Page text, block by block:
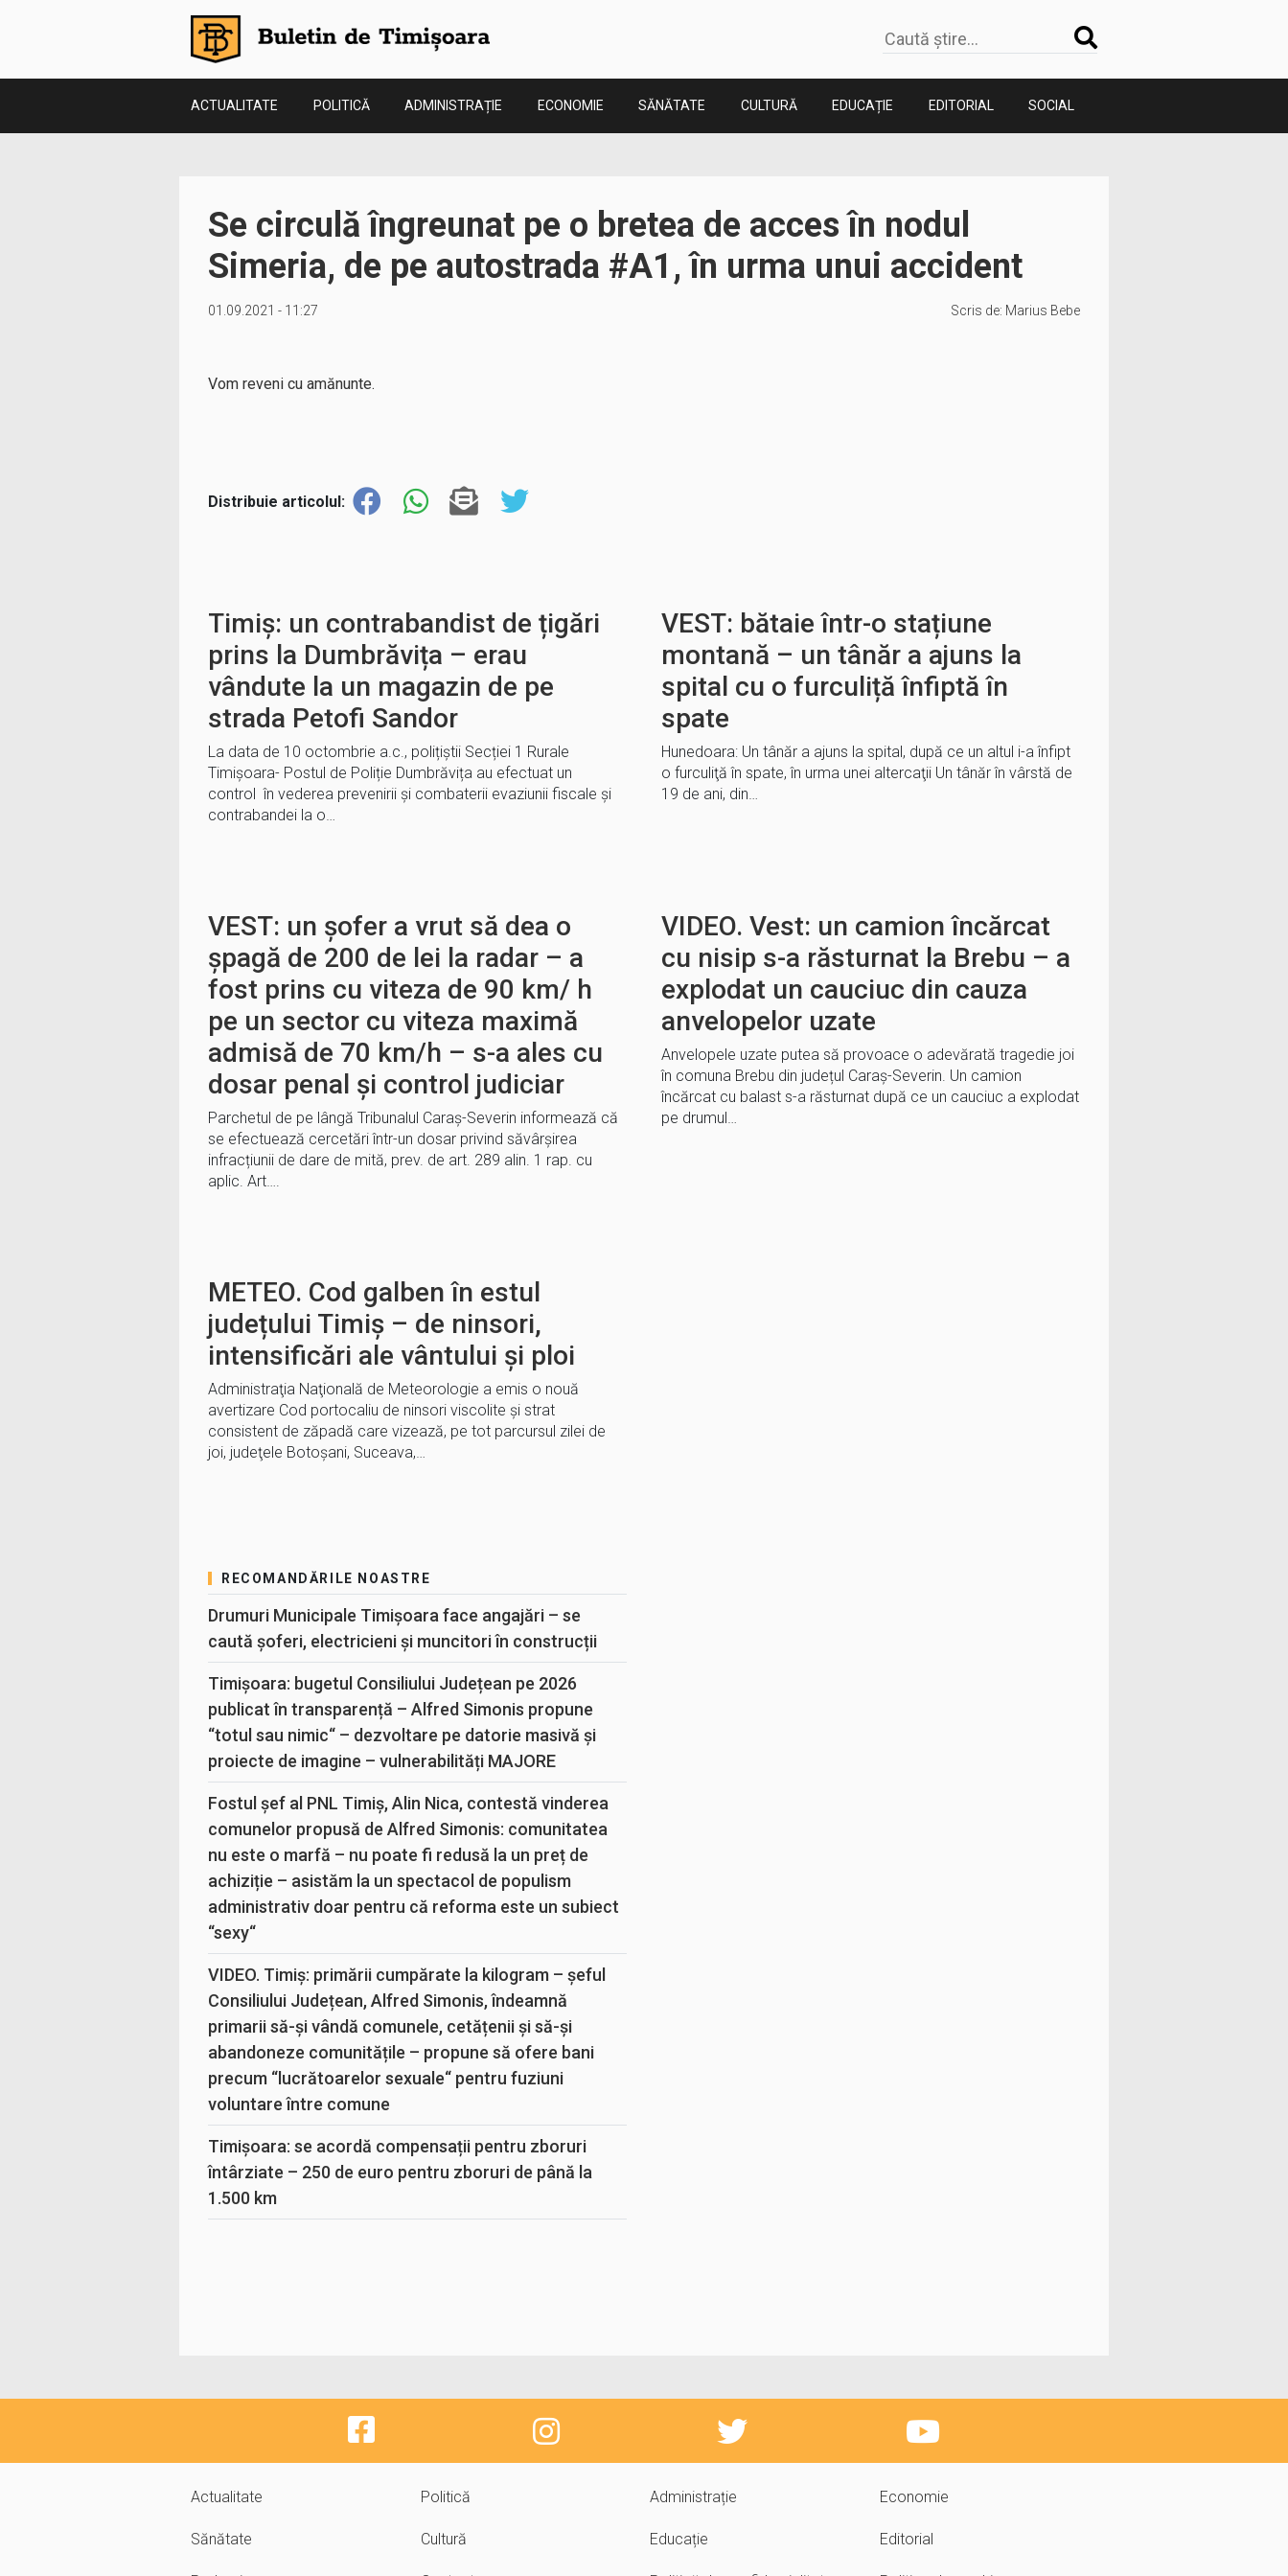
ACTUALITATE POLITICĂ ADMINISTRAȚIE ECONOMIE SĂNĂTATE CULTURĂ EDUCAȚIE EDITORIAL SOCIAL
Se circulă îngreunat pe o bretea de acces în nodul
Simeria, de pe autostrada #A1, în urma unui accident
01.09.2021 - 11:27 Scris de: Marius Bebe
Vom reveni cu amănunte.
Distribuie articolul:
Timiș: un contrabandist de țigări
prins la Dumbrăvița – erau
vândute la un magazin de pe
strada Petofi Sandor
La data de 10 octombrie a.c., polițiștii Secției 1 Rurale
Timișoara- Postul de Poliție Dumbrăvița au efectuat un
control în vederea prevenirii și combaterii evaziunii fiscale și
contrabandei la o…
VEST: bătaie într-o stațiune
montană – un tânăr a ajuns la
spital cu o furculiță înfiptă în
spate
Hunedoara: Un tânăr a ajuns la spital, după ce un altul i-a înfipt
o furculiţă în spate, în urma unei altercaţii Un tânăr în vârstă de
19 de ani, din…
VEST: un șofer a vrut să dea o
șpagă de 200 de lei la radar – a
fost prins cu viteza de 90 km/ h
pe un sector cu viteza maximă
admisă de 70 km/h – s-a ales cu
dosar penal și control judiciar
Parchetul de pe lângă Tribunalul Caraș-Severin informează că
se efectuează cercetări într-un dosar privind săvârșirea
infracțiunii de dare de mită, prev. de art. 289 alin. 1 rap. cu
aplic. Art….
VIDEO. Vest: un camion încărcat
cu nisip s-a răsturnat la Brebu – a
explodat un cauciuc din cauza
anvelopelor uzate
Anvelopele uzate putea să provoace o adevărată tragedie joi
în comuna Brebu din județul Caraș-Severin. Un camion
încărcat cu balast s-a răsturnat după ce un cauciuc a explodat
pe drumul…
METEO. Cod galben în estul
județului Timiș – de ninsori,
intensificări ale vântului şi ploi
Administraţia Naţională de Meteorologie a emis o nouă
avertizare Cod portocaliu de ninsori viscolite şi strat
consistent de zăpadă care vizează, pe tot parcursul zilei de
joi, judeţele Botoşani, Suceava,…
RECOMANDĂRILE NOASTRE
Drumuri Municipale Timișoara face angajări – se
caută șoferi, electricieni și muncitori în construcții
Timișoara: bugetul Consiliului Județean pe 2026
publicat în transparență – Alfred Simonis propune
“totul sau nimic“ – dezvoltare pe datorie masivă și
proiecte de imagine – vulnerabilități MAJORE
Fostul șef al PNL Timiș, Alin Nica, contestă vinderea
comunelor propusă de Alfred Simonis: comunitatea
nu este o marfă – nu poate fi redusă la un preț de
achiziție – asistăm la un spectacol de populism
administrativ doar pentru că reforma este un subiect
“sexy“
VIDEO. Timiș: primării cumpărate la kilogram – șeful
Consiliului Județean, Alfred Simonis, îndeamnă
primarii să-și vândă comunele, cetățenii și să-și
abandoneze comunitățile – propune să ofere bani
precum “lucrătoarelor sexuale“ pentru fuziuni
voluntare între comune
Timișoara: se acordă compensații pentru zboruri
întârziate – 250 de euro pentru zboruri de până la
1.500 km
Actualitate Politică Administrație Economie
Sănătate Cultură Educație Editorial